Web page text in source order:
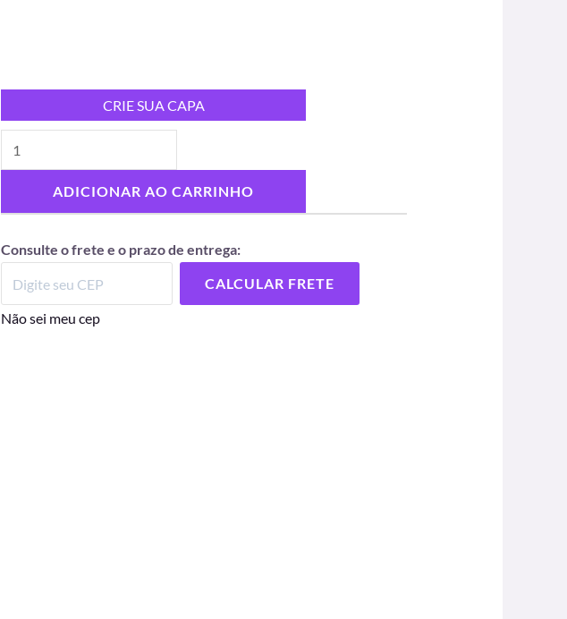
CRIE SUA CAPA
ADICIONAR AO CARRINHO
Consulte o frete e o prazo de entrega:
CALCULAR FRETE
Não sei meu cep